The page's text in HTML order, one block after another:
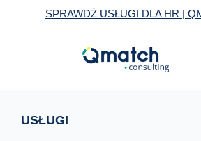
SPRAWDŹ USŁUGI DLA HR |
USŁUGI